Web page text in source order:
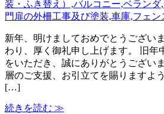
新年、明けましておめでとうござい
わり、厚く御礼申し上げます。 旧年
をいただき、誠にありがとうござい
層のご支援、お引立てを賜りますよ
[…]
続きを読む ≫